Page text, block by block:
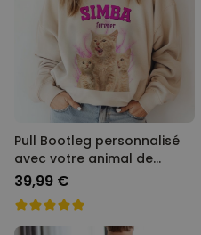
Pull Bootleg personnalisé
avec votre animal de
compagnie
39,99 €